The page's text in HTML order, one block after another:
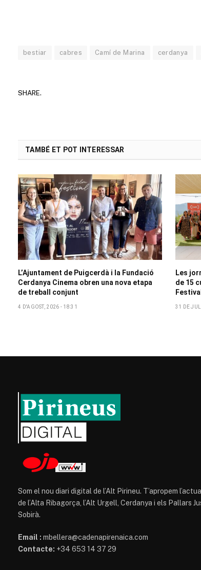
bestiar cabres Camí de Marina cerdanya
SHARE.
TAMBÉ ET POT INTERESSAR
L’Ajuntament de Puigcerdà i la Fundació
Cerdanya Cinema obren una nova etapa
de treball conjunt
4 D'AGOST, 2026 - 18:31
Les
de 15
Festival
31 DE
Som el nou diari digital de l’Alt Pirineu. T’apropem
de l’Alta Ribagorça, l’Alt Urgell, Cerdanya i els Pallars
Sobirà.
Email : mbellera@cadenapirenaica.com
Contacte: +34 653 14 37 29